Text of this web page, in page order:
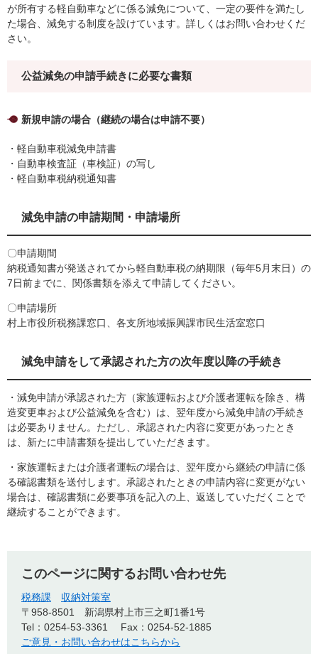
が所有する軽自動車などに係る減免について、一定の要件を満たし
た場合、減免する制度を設けています。詳しくはお問い合わせくだ
さい。
公益減免の申請手続きに必要な書類
新規申請の場合（継続の場合は申請不要）
・軽自動車税減免申請書
・自動車検査証（車検証）の写し
・軽自動車税納税通知書
減免申請の申請期間・申請場所
〇申請期間
納税通知書が発送されてから軽自動車税の納期限（毎年5月末日）の
7日前までに、関係書類を添えて申請してください。
〇申請場所
村上市役所税務課窓口、各支所地域振興課市民生活室窓口
減免申請をして承認された方の次年度以降の手続き
・減免申請が承認された方（家族運転および介護者運転を除き、構
造変更車および公益減免を含む）は、翌年度から減免申請の手続き
は必要ありません。ただし、承認された内容に変更があったとき
は、新たに申請書類を提出していただきます。
・家族運転または介護者運転の場合は、翌年度から継続の申請に係
る確認書類を送付します。承認されたときの申請内容に変更がない
場合は、確認書類に必要事項を記入の上、返送していただくことで
継続することができます。
このページに関するお問い合わせ先
税務課
収納対策室
〒958-8501
新潟県村上市三之町1番1号
Tel：0254-53-3361
Fax：0254-52-1885
ご意見・お問い合わせはこちらから